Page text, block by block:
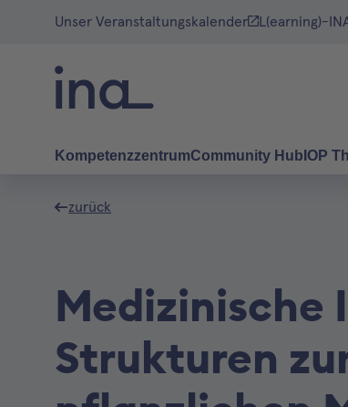
Unser Veranstaltungskalender L(earning)-
KompetenzzentrumCommunity Hub IOP
zurück
Strukturen